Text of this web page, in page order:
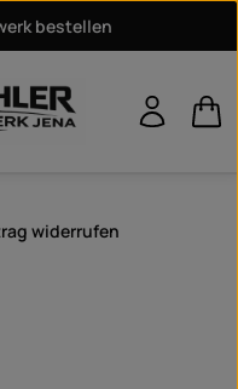
bestellen
widerrufen